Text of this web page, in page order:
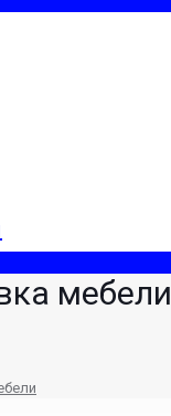
мебели